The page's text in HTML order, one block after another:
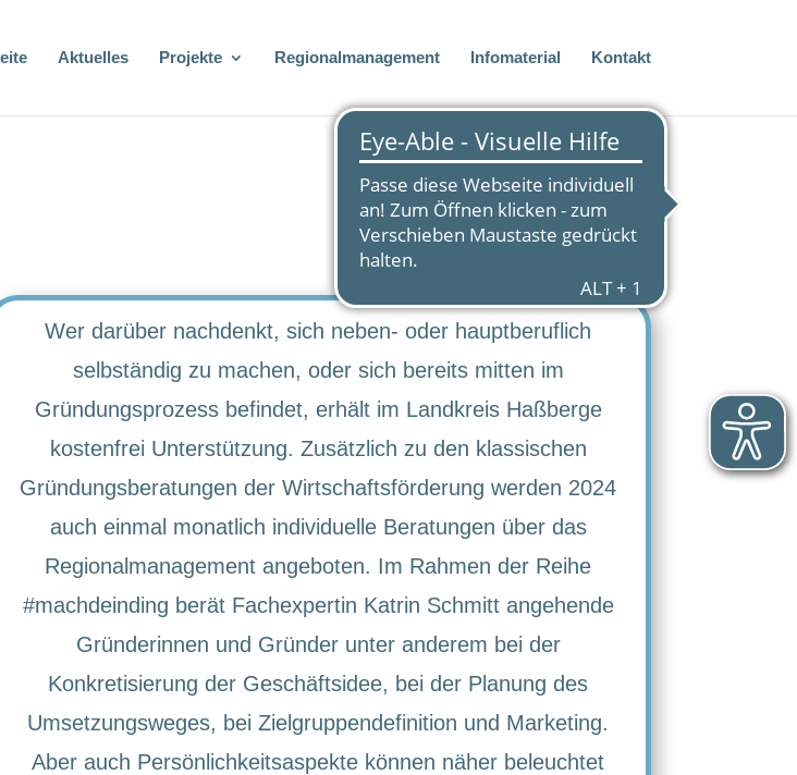
Aktuelles Projekte Regionalmanagement Infomaterial Kontakt
Wer darüber nachdenkt, sich neben- oder hauptberuflich
selbständig zu machen, oder sich bereits mitten im
Gründungsprozess befindet, erhält im Landkreis Haßberge
kostenfrei Unterstützung. Zusätzlich zu den klassischen
Gründungsberatungen der Wirtschaftsförderung werden 2024
auch einmal monatlich individuelle Beratungen über das
Regionalmanagement angeboten. Im Rahmen der Reihe
#machdeinding berät Fachexpertin Katrin Schmitt angehende
Gründerinnen und Gründer unter anderem bei der
Konkretisierung der Geschäftsidee, bei der Planung des
Umsetzungsweges, bei Zielgruppendefinition und Marketing.
Aber auch Persönlichkeitsaspekte können näher beleuchtet